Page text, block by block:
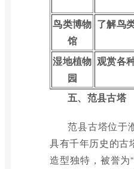
鸟类博物
馆
了解鸟
湿地植物
园
观赏各
五、范县古塔
范县古塔位于
具有千年历史的古
造型独特，被誉为“